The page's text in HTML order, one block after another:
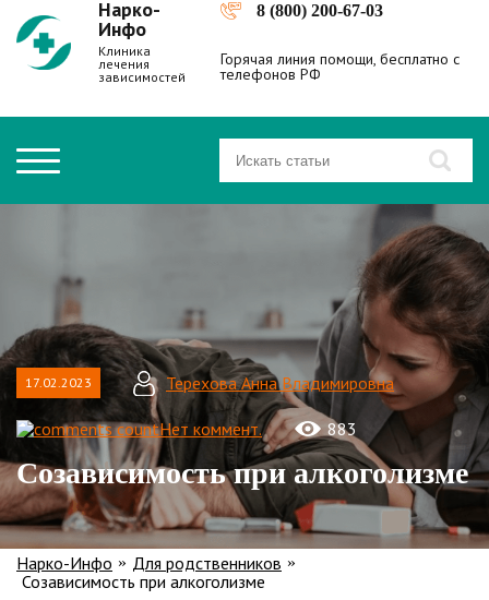
Нарко-
Инфо
Клиника
лечения
зависимостей
8 (800) 200-67-03
Горячая линия помощи, бесплатно с
телефонов РФ
17.02.2023 Терехова Анна Владимировна
Нет коммент. 883
Созависимость при алкоголизме
Нарко-Инфо » Для родственников »
Созависимость при алкоголизме